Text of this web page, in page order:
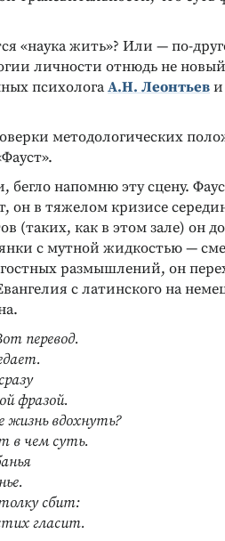
«наука жить»? Или — по-
личности отнюдь не
психологаА.Н. Леонтьеви
методологических
бегло напомню эту сцену.
он в тяжелом кризисе
(таких, как в этом зале) он
с мутной жидкостью —
размышлений, он
с латинского на
перевод.
фразой.
жизнь вдохнуть?
в чем суть.
сбит:
гласит.